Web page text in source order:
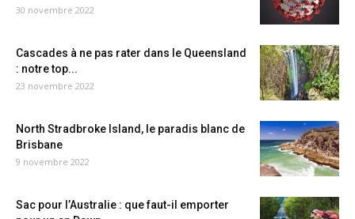
30 novembre 2022
Cascades à ne pas rater dans le Queensland
: notre top...
23 novembre 2022
North Stradbroke Island, le paradis blanc de
Brisbane
9 novembre 2022
Sac pour l’Australie : que faut-il emporter